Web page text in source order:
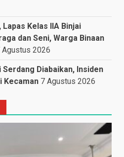
Kelas IIA Binjai
dan Seni, Warga Binaan
Agustus 2026
Diabaikan, Insiden
Kecaman 7 Agustus 2026